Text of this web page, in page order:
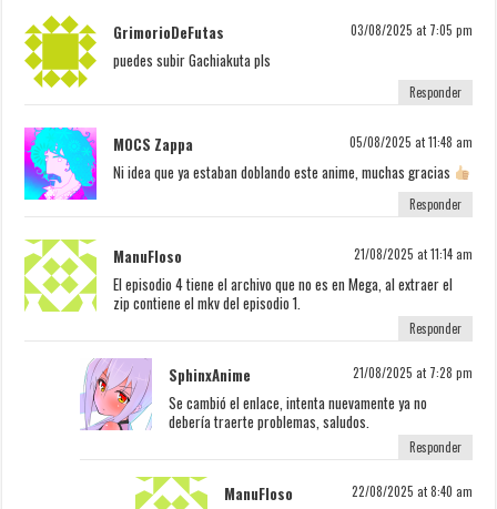
GrimorioDeFutas 03/08/2025 at 7:05 pm
puedes subir Gachiakuta pls
Responder
MOCS Zappa 05/08/2025 at 11:48 am
Ni idea que ya estaban doblando este anime, muchas gracias
Responder
ManuFloso 21/08/2025 at 11:14 am
El episodio 4 tiene el archivo que no es en Mega, al extraer el
zip contiene el mkv del episodio 1.
Responder
SphinxAnime 21/08/2025 at 7:28 pm
Se cambió el enlace, intenta nuevamente ya no
debería traerte problemas, saludos.
Responder
ManuFloso 22/08/2025 at 8:40 am